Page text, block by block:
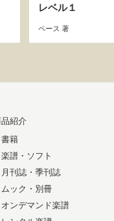
レベル１
ペース 著
紹介
書籍
楽譜・ソフト
月刊誌・季刊誌
ムック・別冊
オンデマンド楽譜